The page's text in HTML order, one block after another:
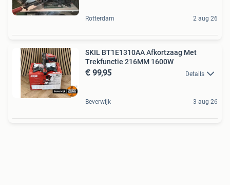
Rotterdam 2 aug 26
SKIL BT1E1310AA Afkortzaag Met
Trekfunctie 216MM 1600W
€ 99,95 Details
Beverwijk 3 aug 26